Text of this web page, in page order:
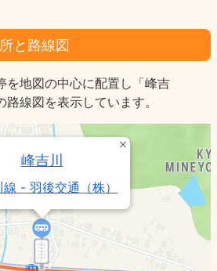
と路線図
を地図の中心に配置し「峰吉
線図を表示しています。
峰吉川
- 羽後交通（株）